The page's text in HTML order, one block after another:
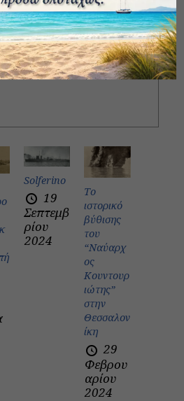
και η ιστορία
γερμανικής νηοπομπής
Solferino
19
Σεπτεμβ
ρίου
2024
To
ιστορικό
βύθισης
του
“Ναύαρχ
ος
Κουντουρ
ιώτης”
στην
Θεσσαλον
ίκη
29
Φεβρου
αρίου
2024